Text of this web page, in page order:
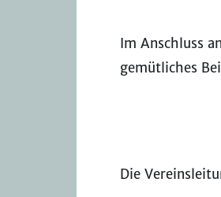
Im Anschluss
gemütliches
Die